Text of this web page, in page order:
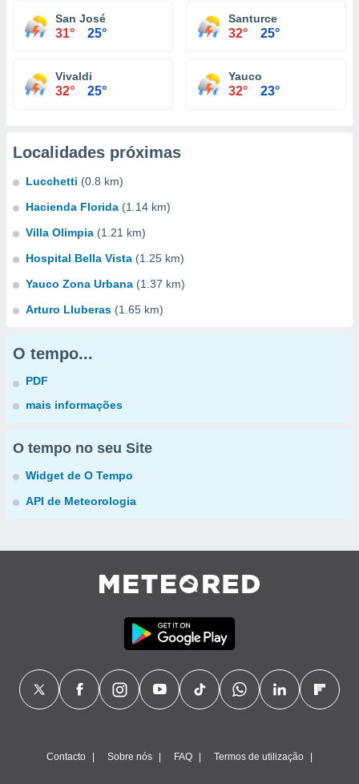
San José
31° 25°
Santurce
32° 25°
Vivaldi
32° 25°
Yauco
32° 23°
Localidades próximas
Lucchetti (0.8 km)
Hacienda Florida (1.14 km)
Villa Olimpia (1.21 km)
Hospital Bella Vista (1.25 km)
Yauco Zona Urbana (1.37 km)
Arturo Lluberas (1.65 km)
O tempo...
PDF
mais informações
O tempo no seu Site
Widget de O Tempo
API de Meteorologia
Contacto Sobre nós FAQ Termos de utilização